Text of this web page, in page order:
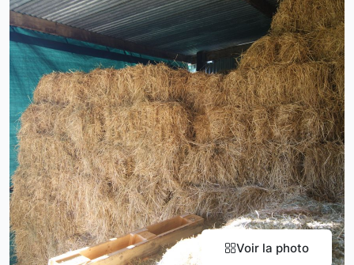
Voir la photo